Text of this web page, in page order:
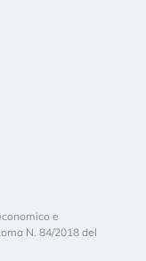
e
N. 84/2018 del